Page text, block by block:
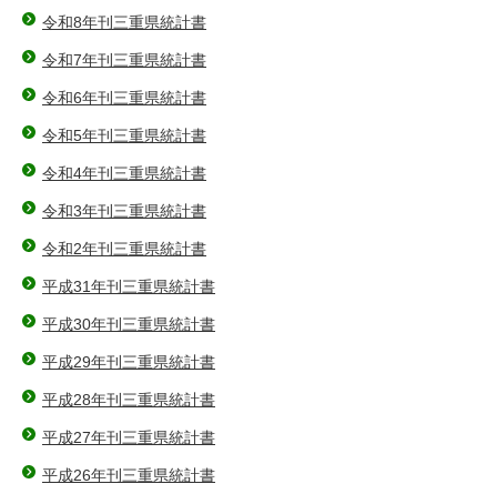
令和8年刊三重県統計書
令和7年刊三重県統計書
令和6年刊三重県統計書
令和5年刊三重県統計書
令和4年刊三重県統計書
令和3年刊三重県統計書
令和2年刊三重県統計書
平成31年刊三重県統計書
平成30年刊三重県統計書
平成29年刊三重県統計書
平成28年刊三重県統計書
平成27年刊三重県統計書
平成26年刊三重県統計書